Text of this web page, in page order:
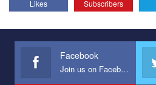
Эмоционально сильный ролик от
представляющий программу
Мы просим вас поддержать нас и
наш план по борьбе с насилием и
Likes Subscribers
Facebook
Join us on Facebook